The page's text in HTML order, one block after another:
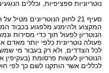
נוטריוניות ספציפיות, וכללים
סעיף 21 לחוק הנוטריונים
הנוטריון לפעול תוך כדי מסירות
פעולה נוטריונית כלפי יותר מאדם
לכל הצדדים, ולא רק בעבור מי
הנוטריון לעשות פרסומת
לכללים אשר הותקנו לשם כך לפי